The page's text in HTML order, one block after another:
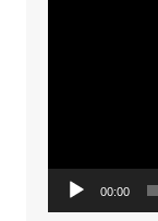
00:00